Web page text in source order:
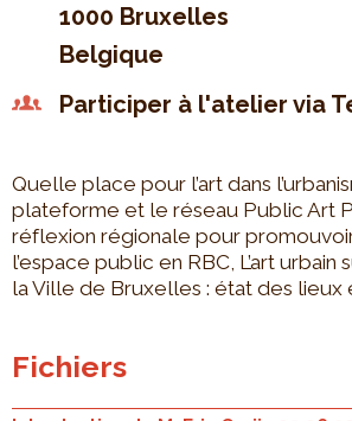
1000 Bruxelles
Belgique
Participer à l'atelier via
Quelle place pour l’art dans
plateforme et le réseau Public Art
réflexion régionale pour promouvoir
l’espace public en RBC, L’art
la Ville de Bruxelles : état des lieux
Fichiers